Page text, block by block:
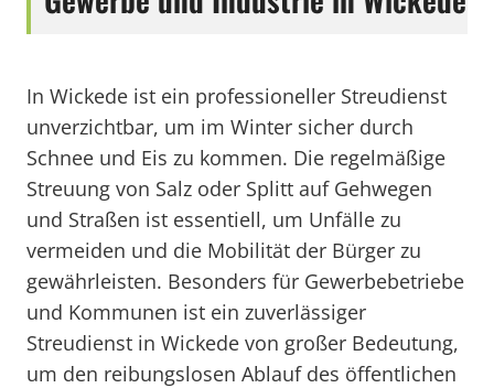
In Wickede ist ein professioneller Streudienst
unverzichtbar, um im Winter sicher durch
Schnee und Eis zu kommen. Die regelmäßige
Streuung von Salz oder Splitt auf Gehwegen
und Straßen ist essentiell, um Unfälle zu
vermeiden und die Mobilität der Bürger zu
gewährleisten. Besonders für Gewerbebetriebe
und Kommunen ist ein zuverlässiger
Streudienst in Wickede von großer Bedeutung,
um den reibungslosen Ablauf des öffentlichen